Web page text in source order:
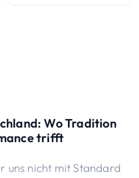
Wo Tradition
trifft
uns nicht mit Standard